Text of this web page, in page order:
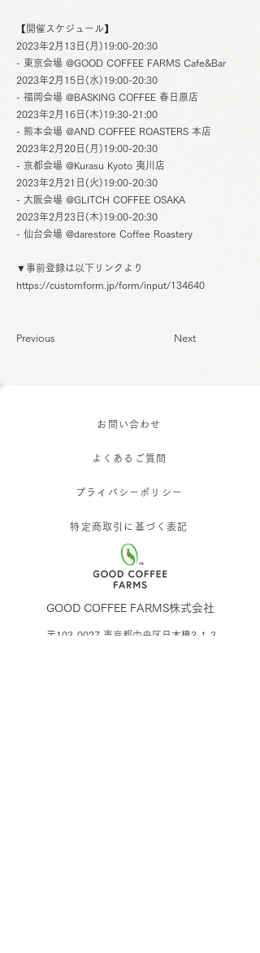
【開催スケジュール】
2023年2月13日(月)19:00-20:30
- 東京会場 @GOOD COFFEE FARMS Cafe&Bar
2023年2月15日(水)19:00-20:30
- 福岡会場 @BASKING COFFEE 春日原店
2023年2月16日(木)19:30-21:00
- 熊本会場 @AND COFFEE ROASTERS 本店
2023年2月20日(月)19:00-20:30
- 京都会場 @Kurasu Kyoto 夷川店
2023年2月21日(火)19:00-20:30
- 大阪会場 @GLITCH COFFEE OSAKA
2023年2月23日(木)19:00-20:30
- 仙台会場 @darestore Coffee Roastery
▼事前登録は以下リンクより
https://customform.jp/form/input/134640
Previous Next
お問い合わせ
よくあるご質問
プライバシーポリシー
特定商取引に基づく表記
GOOD COFFEE FARMS株式会社
〒103-0027 東京都中央区日本橋3-1-3